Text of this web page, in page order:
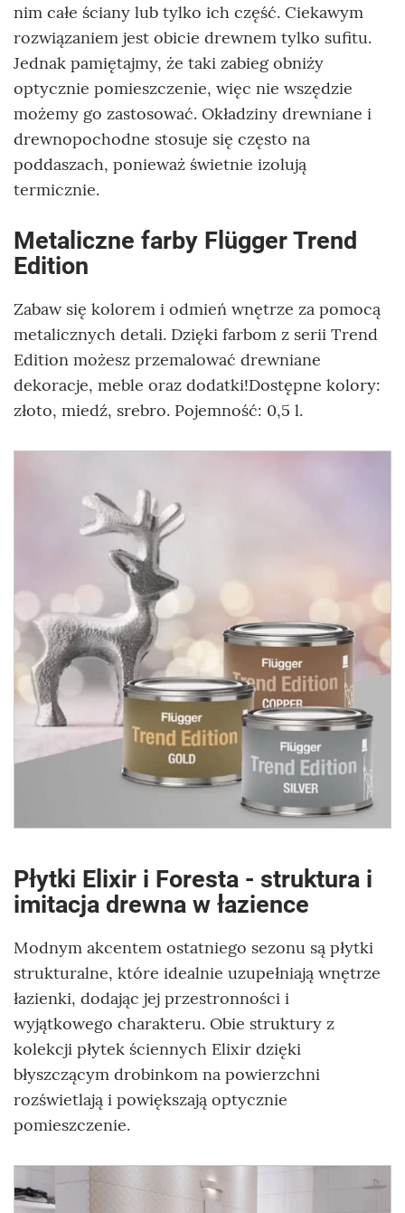
nim całe ściany lub tylko ich część. Ciekawym
rozwiązaniem jest obicie drewnem tylko sufitu.
Jednak pamiętajmy, że taki zabieg obniży
optycznie pomieszczenie, więc nie wszędzie
możemy go zastosować. Okładziny drewniane i
drewnopochodne stosuje się często na
poddaszach, ponieważ świetnie izolują
termicznie.
Metaliczne farby Flügger Trend
Edition
Zabaw się kolorem i odmień wnętrze za pomocą
metalicznych detali. Dzięki farbom z serii Trend
Edition możesz przemalować drewniane
dekoracje, meble oraz dodatki!Dostępne kolory:
złoto, miedź, srebro. Pojemność: 0,5 l.
Płytki Elixir i Foresta - struktura i
imitacja drewna w łazience
Modnym akcentem ostatniego sezonu są płytki
strukturalne, które idealnie uzupełniają wnętrze
łazienki, dodając jej przestronności i
wyjątkowego charakteru. Obie struktury z
kolekcji płytek ściennych Elixir dzięki
błyszczącym drobinkom na powierzchni
rozświetlają i powiększają optycznie
pomieszczenie.